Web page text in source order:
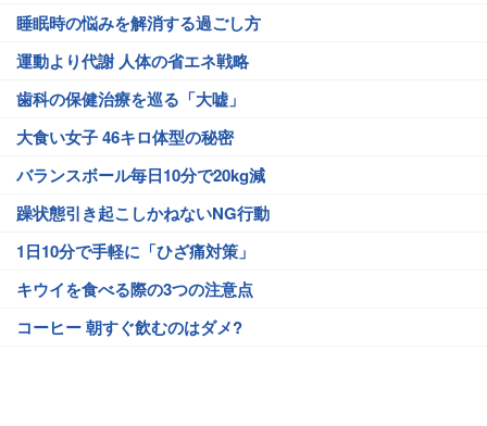
睡眠時の悩みを解消する過ごし方
運動より代謝 人体の省エネ戦略
歯科の保健治療を巡る「大嘘」
大食い女子 46キロ体型の秘密
バランスボール毎日10分で20kg減
躁状態引き起こしかねないNG行動
1日10分で手軽に「ひざ痛対策」
キウイを食べる際の3つの注意点
コーヒー 朝すぐ飲むのはダメ?